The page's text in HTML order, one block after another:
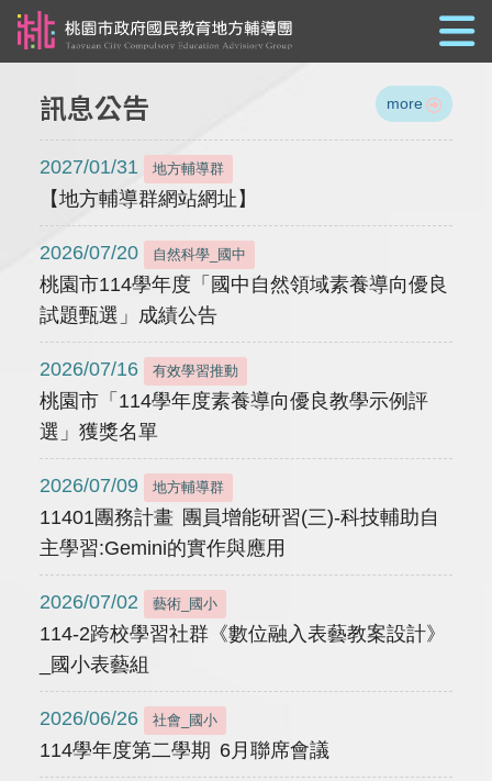
訊息公告 more
2027/01/31 地方輔導群
【地方輔導群網站網址】
2026/07/20 自然科學_國中
桃園市114學年度「國中自然領域素養導向優良
試題甄選」成績公告
2026/07/16 有效學習推動
桃園市「114學年度素養導向優良教學示例評
選」獲獎名單
2026/07/09 地方輔導群
11401團務計畫 團員增能研習(三)-科技輔助自
主學習:Gemini的實作與應用
2026/07/02 藝術_國小
114-2跨校學習社群《數位融入表藝教案設計》
_國小表藝組
2026/06/26 社會_國小
114學年度第二學期 6月聯席會議